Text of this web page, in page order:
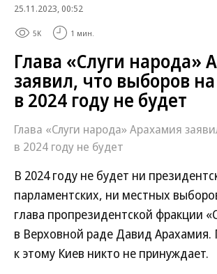
25.11.2023, 00:52
5K 1 мин.
Глава «Слуги народа»
заявил, что выборов
в 2024 году не будет
Глава «Слуги народа» Арахамия
в 2024 году не будет
В 2024 году не будет ни
парламентских, ни местных
глава пропрезидентской фракции
в Верховной раде Давид Арахамия.
к этому Киев никто не принуждает.